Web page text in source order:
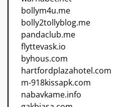
bollym4u.me
bolly2tollyblog.me
pandaclub.me
flyttevask.io
byhous.com
hartfordplazahotel.com
m-918kissapk.com
nabavkame.info